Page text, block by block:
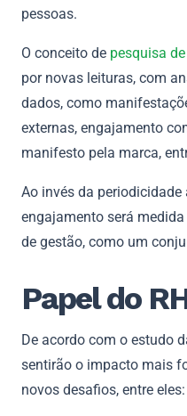
pessoas.
O conceito de pesquisa
por novas leituras, com
dados, como
externas, engajamento
manifesto pela marca,
Ao invés da
engajamento será
de gestão, como um
Papel do
De acordo com o estudo
sentirão o impacto mais
novos desafios, entre eles: